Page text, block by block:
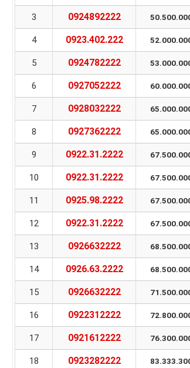
3 0924892222
4 0923.402.222
5 0924782222
6 0927052222
7 0928032222
8 0927362222
9 0922.31.2222
10 0922.31.2222
11 0925.98.2222
12 0922.31.2222
13 0926632222
14 0926.63.2222
15 0926632222
16 0922312222
17 0921612222
18 0923282222